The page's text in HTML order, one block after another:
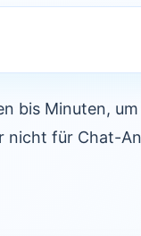
bis Minuten,
für Chat-